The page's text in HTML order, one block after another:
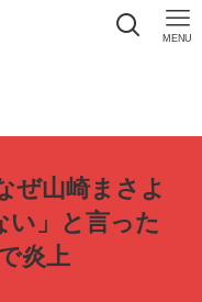
MENU
ぜ山崎まさよ
い」と言った
炎上